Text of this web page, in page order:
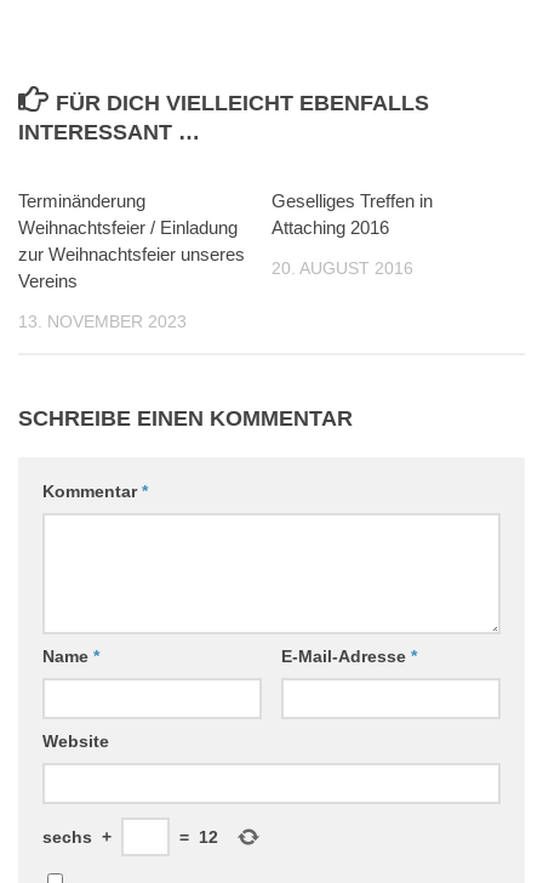
FÜR DICH VIELLEICHT EBENFALLS
INTERESSANT …
Terminänderung
Weihnachtsfeier / Einladung
zur Weihnachtsfeier unseres
Vereins
13. NOVEMBER 2023
Geselliges Treffen in
Attaching 2016
20. AUGUST 2016
SCHREIBE EINEN KOMMENTAR
Kommentar*
Name * E-Mail-Adresse *
Website
sechs + = 12